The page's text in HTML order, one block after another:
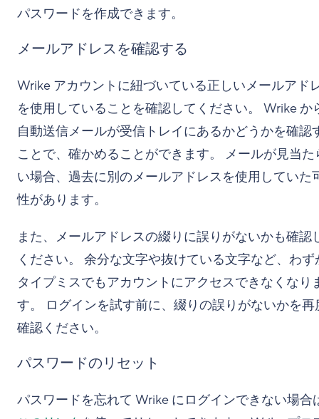
パスワードを作成できます。
メールアドレスを確認する
Wrike アカウントに紐づいている正しいメールアド
を使用していることを確認してください。 Wrike か
自動送信メールが受信トレイにあるかどうかを確認
ことで、確かめることができます。 メールが見当た
い場合、過去に別のメールアドレスを使用していた
性があります。
また、メールアドレスの綴りに誤りがないかも確認
ください。 余分な文字や抜けている文字など、わず
タイプミスでもアカウントにアクセスできなくなり
す。 ログインを試す前に、綴りの誤りがないかを再
確認ください。
パスワードのリセット
パスワードを忘れて Wrike にログインできない場合